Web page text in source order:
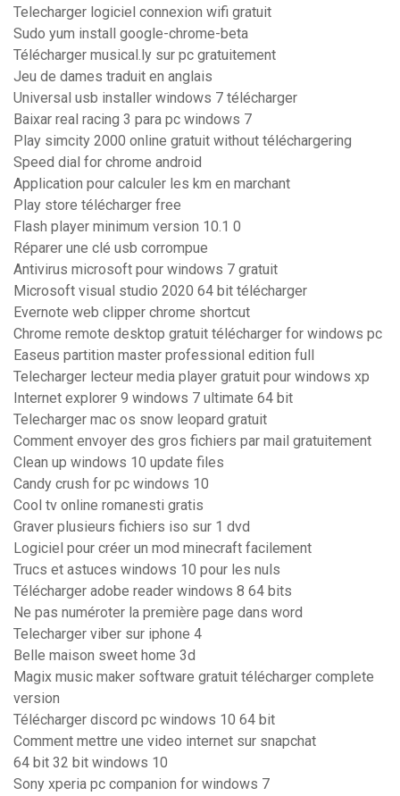
Telecharger logiciel connexion wifi gratuit
Sudo yum install google-chrome-beta
Télécharger musical.ly sur pc gratuitement
Jeu de dames traduit en anglais
Universal usb installer windows 7 télécharger
Baixar real racing 3 para pc windows 7
Play simcity 2000 online gratuit without téléchargering
Speed dial for chrome android
Application pour calculer les km en marchant
Play store télécharger free
Flash player minimum version 10.1 0
Réparer une clé usb corrompue
Antivirus microsoft pour windows 7 gratuit
Microsoft visual studio 2020 64 bit télécharger
Evernote web clipper chrome shortcut
Chrome remote desktop gratuit télécharger for windows pc
Easeus partition master professional edition full
Telecharger lecteur media player gratuit pour windows xp
Internet explorer 9 windows 7 ultimate 64 bit
Telecharger mac os snow leopard gratuit
Comment envoyer des gros fichiers par mail gratuitement
Clean up windows 10 update files
Candy crush for pc windows 10
Cool tv online romanesti gratis
Graver plusieurs fichiers iso sur 1 dvd
Logiciel pour créer un mod minecraft facilement
Trucs et astuces windows 10 pour les nuls
Télécharger adobe reader windows 8 64 bits
Ne pas numéroter la première page dans word
Telecharger viber sur iphone 4
Belle maison sweet home 3d
Magix music maker software gratuit télécharger complete
version
Télécharger discord pc windows 10 64 bit
Comment mettre une video internet sur snapchat
64 bit 32 bit windows 10
Sony xperia pc companion for windows 7